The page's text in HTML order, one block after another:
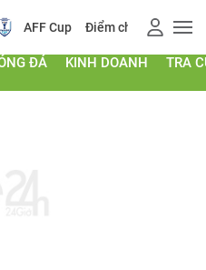
AFF Cup Điểm chuẩn 2026
ĐÁ KINH DOANH TRA